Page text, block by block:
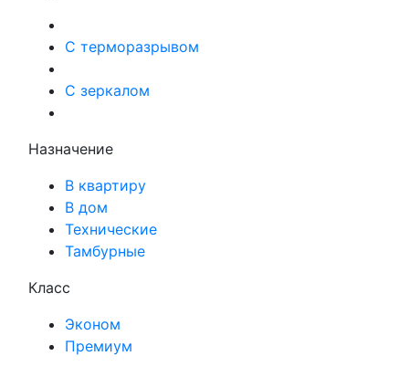
С терморазрывом
С зеркалом
Назначение
В квартиру
В дом
Технические
Тамбурные
Класс
Эконом
Премиум